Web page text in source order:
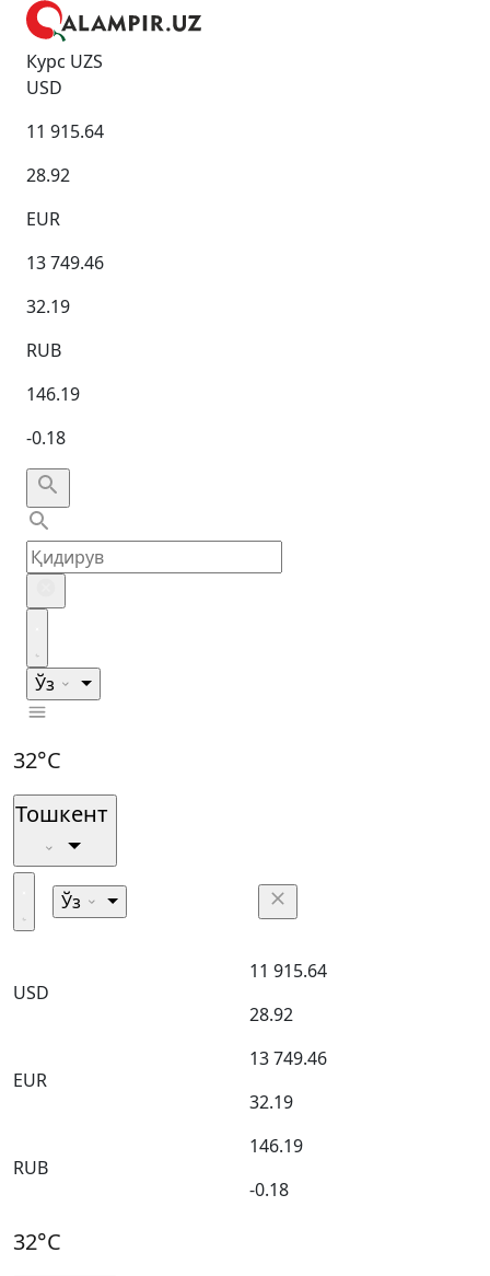
Курс UZS
USD
11 915.64
28.92
EUR
13 749.46
32.19
RUB
146.19
-0.18
Ўз
32°C
Тошкент
Ўз
USD
11 915.64
28.92
EUR
13 749.46
32.19
RUB
146.19
-0.18
32°C